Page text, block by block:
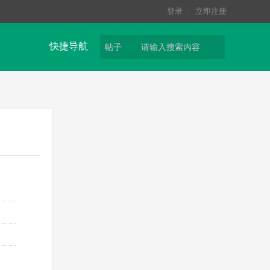
登录 立即注册
帖子
快捷导航